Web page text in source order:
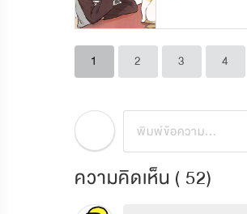
1 2 3 4
ความคิดเห็น ( 52)